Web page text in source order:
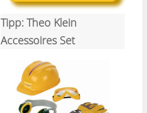
Tipp: Theo Klein
Accessoires Set